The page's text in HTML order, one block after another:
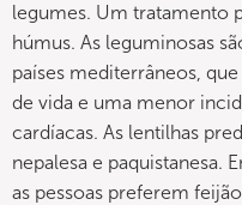
legumes. Um tratamento
húmus. As leguminosas
países mediterrâneos,
de vida e uma menor
cardíacas. As lentilhas
nepalesa e paquistanesa.
as pessoas preferem